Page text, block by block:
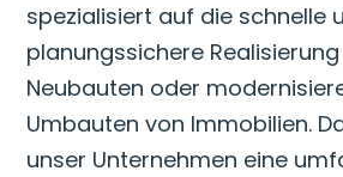
spezialisiert auf die schnelle
planungssichere
Neubauten oder
Umbauten von Immobilien.
unser Unternehmen eine